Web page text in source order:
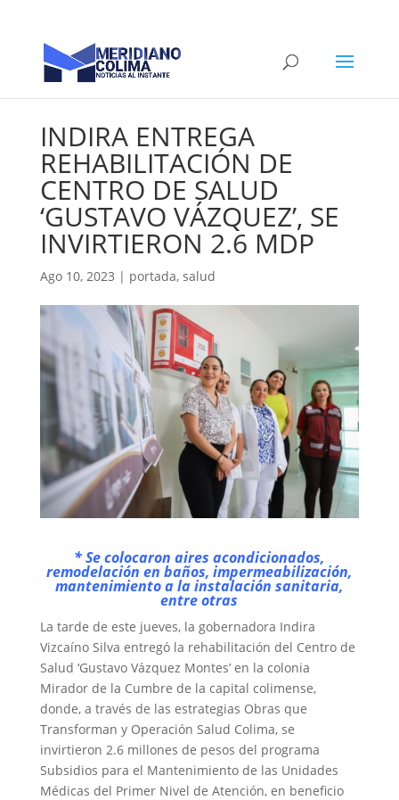
INDIRA ENTREGA
REHABILITACIÓN DE
CENTRO DE SALUD
‘GUSTAVO VÁZQUEZ’, SE
INVIRTIERON 2.6 MDP
Ago 10, 2023 | portada, salud
* Se colocaron aires acondicionados,
remodelación en baños, impermeabilización,
mantenimiento a la instalación sanitaria,
entre otras
La tarde de este jueves, la gobernadora Indira
Vizcaíno Silva entregó la rehabilitación del Centro de
Salud ‘Gustavo Vázquez Montes’ en la colonia
Mirador de la Cumbre de la capital colimense,
donde, a través de las estrategias Obras que
Transforman y Operación Salud Colima, se
invirtieron 2.6 millones de pesos del programa
Subsidios para el Mantenimiento de las Unidades
Médicas del Primer Nivel de Atención, en beneficio